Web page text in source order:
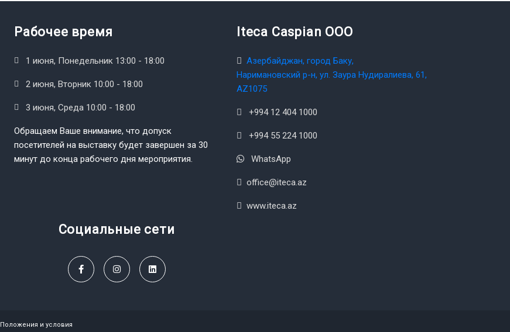
Рабочее время
1 июня, Понедельник 13:00 - 18:00
2 июня, Вторник 10:00 - 18:00
3 июня, Среда 10:00 - 18:00
Обращаем Ваше внимание, что допуск
посетителей на выставку будет завершен за 30
минут до конца рабочего дня мероприятия.
Iteca Caspian OOO
Азербайджан, город Баку,
Наримановский р-н, ул. Заура Нудиралиева, 61,
AZ1075
+994 12 404 1000
+994 55 224 1000
WhatsApp
office@iteca.az
www.iteca.az
Социальные сети
Положения и условия